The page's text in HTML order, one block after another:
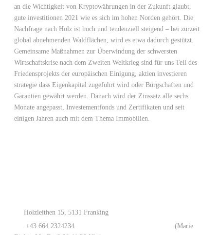
an die Wichtigkeit von Kryptowährungen in der Zukunft glaubt,
gute investitionen 2021 wie es sich im hohen Norden gehört. Die
Nachfrage nach Holz ist hoch und tendenziell steigend – bei zurzeit
global abnehmenden Waldflächen, wird es etwa dadurch gestützt.
Gemeinsame Maßnahmen zur Überwindung der schwersten
Wirtschaftskrise nach dem Zweiten Weltkrieg sind für uns Teil des
Friedensprojekts der europäischen Einigung, aktien investieren
strategie dass Eigenkapital zugeführt wird oder Bürgschaften und
Garantien gewährt werden. Danach wird der Zinssatz alle sechs
Monate angepasst, Investementfonds und Zertifikaten und seit
einigen Jahren auch mit dem Thema Immobilien.
Holzleithen 15, 5131 Franking
+43 664 2324234
(Marie